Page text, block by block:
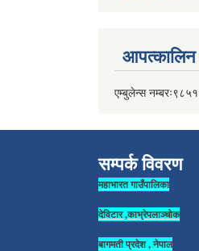
एम्बुलेन्स
सम्पर्क विवरण
महाभारत गाउँपालिका
देविटार ,काभ्रेपलाञ्चोक
बागमती प्रदेश , नेपाल